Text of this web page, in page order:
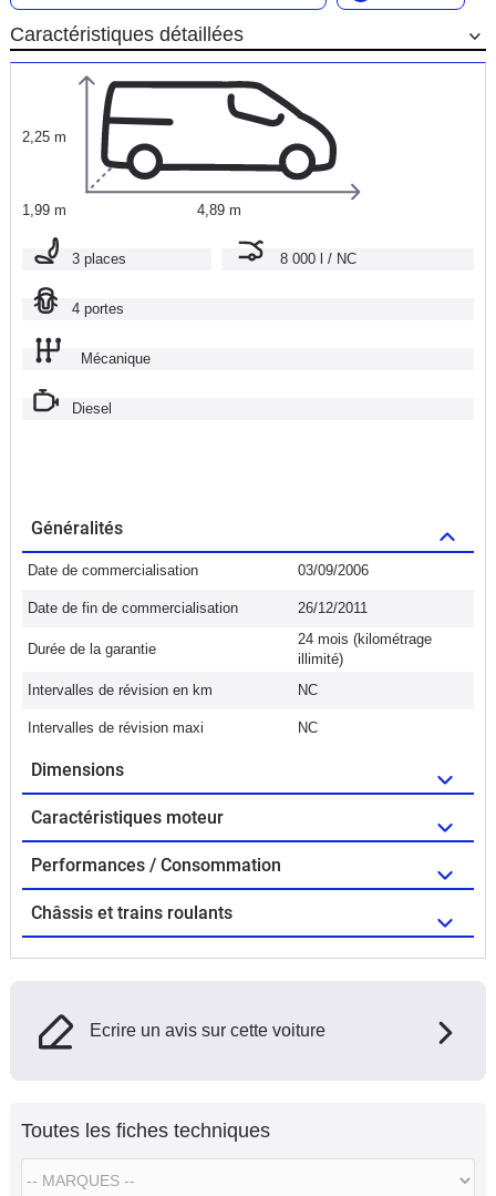
Caractéristiques détaillées
2,25 m
1,99 m 4,89 m
3 places 8 000 l / NC
4 portes
Mécanique
Diesel
Généralités
Date de commercialisation 03/09/2006
Date de fin de commercialisation 26/12/2011
Durée de la garantie
24 mois (kilométrage
illimité)
Intervalles de révision en km
NC
Intervalles de révision maxi NC
Dimensions
Caractéristiques moteur
Performances / Consommation
Châssis et trains roulants
Ecrire un avis sur cette voiture
Toutes les fiches techniques